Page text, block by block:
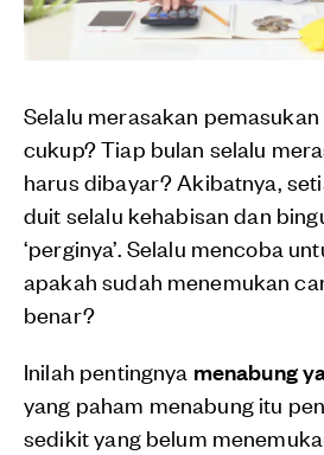
Selalu merasakan
cukup? Tiap bulan selalu
harus dibayar? Akibatnya,
duit selalu kehabisan dan
‘perginya’. Selalu mencoba
apakah sudah menemukan
benar?
Inilah pentingnya menabung
yang paham menabung itu
sedikit yang belum